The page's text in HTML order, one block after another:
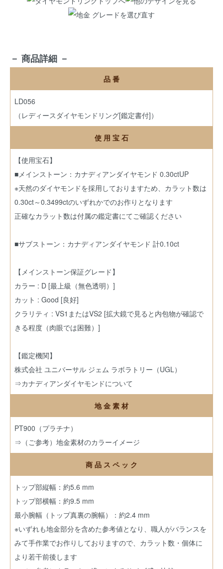
－ 商品詳細 －
品 番
LD056
（レディースダイヤモンドリング[鑑定書付]）
使 用 宝 石
【使用宝石】
■メインストーン：カナディアンダイヤモンド 0.30ctUP
※天然のダイヤモンドを採用しておりますため、カラット数は
0.30ct～0.3499ctのいずれかでのお作りとなります
正確なカラット数は付属の鑑定書にてご確認ください
■サブストーン：カナディアンダイヤモンド 計0.10ct
【メインストーン保証グレード】
カラー : D [最上級（無色透明）]
カット : Good [良好]
クラリティ : VS1またはVS2 [拡大鏡で見ると内包物が確認で
きる程度（肉眼では困難）]
【鑑定機関】
株式会社 ユニバーサル ジェム ラボラトリー（UGL）
⇒カナディアンダイヤモンドについて
地 金 素 材
PT900（プラチナ）
⇒（ご参考）地金素材のカラーイメージ
商 品 ス ペ ッ ク
トップ部縦幅：約5.6 mm
トップ部横幅：約9.5 mm
最小腕幅（トップ真裏の腕幅）：約2.4 mm
※いずれも地金部分を含めた参考値となり、職人がバランスを
みて手作業でお作りしておりますので、カラット数・個体に
より若干前後します